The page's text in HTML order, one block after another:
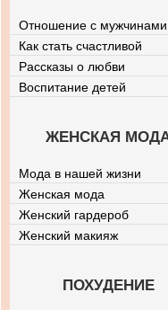
Отношение с мужчинами
Как стать счастливой
Рассказы о любви
Воспитание детей
ЖЕНСКАЯ
Мода в нашей жизни
Женская мода
Женский гардероб
Женский макияж
ПОХУДЕНИЕ